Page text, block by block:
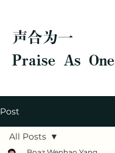
声合为一
Praise As One
Post
All Posts